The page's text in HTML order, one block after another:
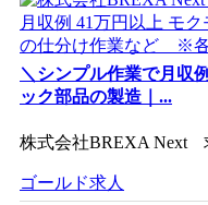
＼シンプル作業で月収
ック部品の製造｜...
株式会社BREXA Next
ゴールド求人